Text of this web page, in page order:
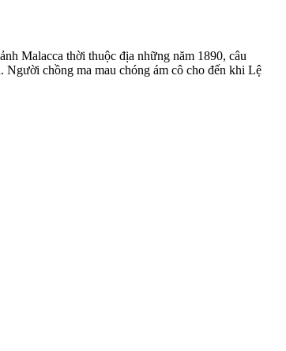
Malacca thời thuộc địa những năm 1890, câu
Người chồng ma mau chóng ám cô cho đến khi Lệ